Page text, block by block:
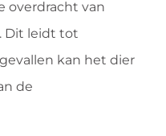
overdracht van
Dit leidt tot
kan het dier
de